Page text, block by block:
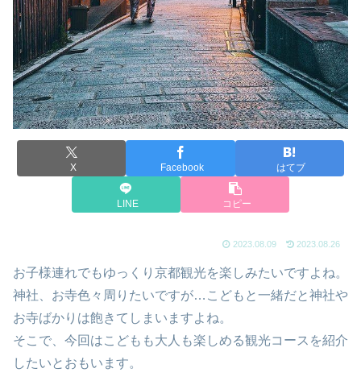
X Facebook はてブ
LINE コピー
2023.08.09 2023.08.26
お子様連れでもゆっくり京都観光を楽しみたいですよね。
神社、お寺色々周りたいですが…こどもと一緒だと神社や
お寺ばかりは飽きてしまいますよね。
そこで、今回はこどもも大人も楽しめる観光コースを紹介
したいとおもいます。